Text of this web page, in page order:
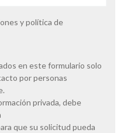
ypolítica de
en este formulario solo
por personas
privada, debe
que su solicitud pueda